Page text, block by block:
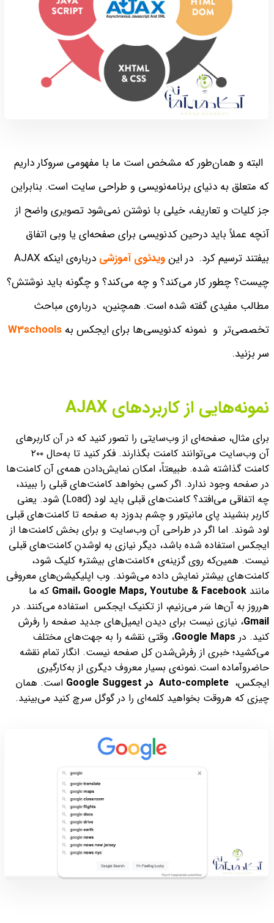
البته و همان‌طور که مشخص است ما با مفهومی سروکار داریم
که متعلق به دنیای برنامه‌نویسی و طراحی سایت است. بنابراین
جز کلیات و تعاریف، خیلی با نوشتن نمی‌شود تصویری واضح از
آنچه عملاً باید درحین کدنویسی برای صفحه‌‌ای یا وبی اتفاق
بیفتند ترسیم کرد. در اینویدئوی آموزشی
درباره‌ی اینکه AJAX
چیست؟ چطور کار می‌کند؟ و چه می‌کند؟ و چگونه باید نوشتش؟
مطالب مفیدی گفته شده است. همچنین، درباره‌ی مباحث
تخصصی‌تر و نمونه کدنویسی‌ها برای ایجکس به
سر بزنید.
نمونه‌هایی از کاربردهای AJAX
برای مثال، صفحه‌‌ای از وب‌سایتی را تصور کنید که در آن کاربرهای
آن وب‌سایت می‌توانند کامنت بگذارند. فکر کنید تا به‌حال ۲۰۰
کامنت گذاشته شده‌. طبیعتاً، امکان نمایش‌دادن همه‌ی آن کامنت‌ها
در صفحه وجود ندارد. اگر کسی بخواهد کامنت‌های قبلی را ببیند،
چه اتفاقی می‌افتد؟ کامنت‌های قبلی باید لود (Load) شود. یعنی
کاربر بنشیند پای مانیتور و چشم بدوزد به صفحه تا کامنت‌های قبلی
لود شوند. اما اگر در طراحی آن وب‌سایت و برای بخش کامنت‌ها از
ایجکس استفاده شده باشد، دیگر نیازی به لوشدنِ کامنت‌های قبلی
نیست. همین‌که روی گزینه‌ی «کامنت‌های بیشتر» کلیک شود،
کامنت‌های بیشتر نمایش داده می‌شوند. وب اپلیکیشن‌های معروفی
مانند Gmail، Google Maps, Youtube & Facebook که ما
هرروز به آن‌ها سَر می‌زنیم، از تکنیک ایجکس استفاده می‌کنند. در
Gmail، نیازی نیست برای دیدن ایمیل‌های جدید صفحه را رفرش
کنید. در
، وقتی نقشه را به جهت‌های مختلف
می‌کشید؛ خبری از رفرش‌شدن کل صفحه نیست. انگار تمام نقشه
حاضر‌وآماده است.نمونه‌ی بسیار معروف دیگری از به‌کارگیری
ایجکس، Auto-complete در Google Suggest است. همان
چیزی که هروقت بخواهید کلمه‌ای را در گوگل سرچ کنید می‌بینید.